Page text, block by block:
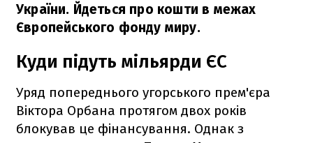
України. Йдеться про кошти в межах
Європейського фонду миру.
Куди підуть мільярди ЄС
Уряд попереднього угорського прем'єра
Віктора Орбана протягом двох років
блокував це фінансування. Однак з